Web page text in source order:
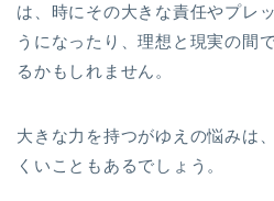
は、時にその大きな責任やプレ
うになったり、理想と現実の間
るかもしれません。
大きな力を持つがゆえの悩みは
くいこともあるでしょう。